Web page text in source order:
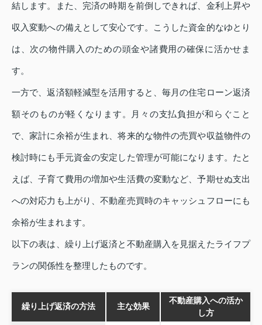
結します。また、完済の時期を前倒しできれば、金利上昇や
収入変動への備えとして安心です。こうした資金的なゆとり
は、次の物件購入のための頭金や諸費用の確保に活かせま
す。
一方で、返済額軽減型を活用すると、毎月の住宅ローン返済
額そのものが軽くなります。月々の支払負担が和らぐこと
で、家計に余裕が生まれ、将来的な物件の売買や収益物件の
検討時にも手元資金の安定した管理が可能になります。たと
えば、子育て費用の増加や生活費の変動など、予期せぬ支出
への対応力も上がり、不動産売買時のキャッシュフローにも
余裕が生まれます。
以下の表は、繰り上げ返済と不動産購入を見据えたライフプ
ランの関係性を整理したものです。
繰り上げ返済の方法 主な効果
不動産購入への活か
し方